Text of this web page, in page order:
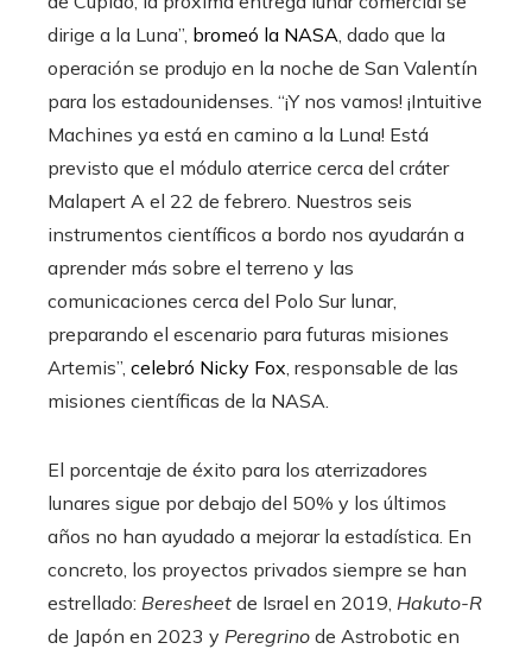
dirige a la Luna”, bromeó la NASA , dado que la
operación se produjo en la noche de San Valentín
para los estadounidenses. “¡Y nos vamos! ¡Intuitive
Machines ya está en camino a la Luna! Está
previsto que el módulo aterrice cerca del cráter
Malapert A el 22 de febrero. Nuestros seis
instrumentos científicos a bordo nos ayudarán a
aprender más sobre el terreno y las
comunicaciones cerca del Polo Sur lunar,
preparando el escenario para futuras misiones
Artemis”, celebró Nicky Fox , responsable de las
misiones científicas de la NASA.
El porcentaje de éxito para los aterrizadores
lunares sigue por debajo del 50% y los últimos
años no han ayudado a mejorar la estadística. En
concreto, los proyectos privados siempre se han
estrellado: Beresheet de Israel en 2019, Hakuto-R
de Japón en 2023 y Peregrino de Astrobotic en